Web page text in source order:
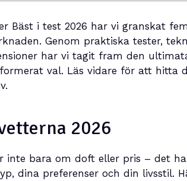
Bäst i test 2026 har vi granskat
Genom praktiska tester,
har vi tagit fram den
val. Läs vidare för att hitta
2026
inte bara om doft eller pris – det
dina preferenser och din livsstil.